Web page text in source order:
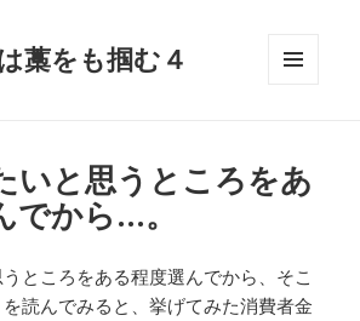
藁をも掴む４
いと思うところをあ
でから…。
ところをある程度選んでから、そこ
読んでみると、挙げてみた消費者金